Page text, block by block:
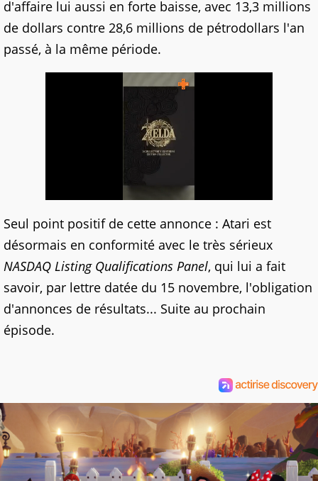
d'affaire lui aussi en forte baisse, avec 13,3 millions
de dollars contre 28,6 millions de pétrodollars l'an
passé, à la même période.
Seul point positif de cette annonce : Atari est
désormais en conformité avec le très sérieux
NASDAQ Listing Qualifications Panel, qui lui a fait
savoir, par lettre datée du 15 novembre, l'obligation
d'annonces de résultats... Suite au prochain
épisode.